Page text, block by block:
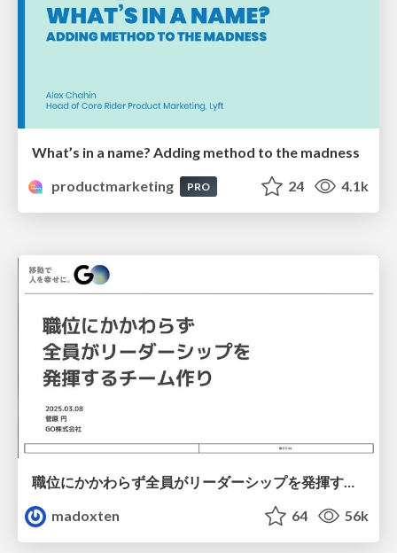
What’s in a name? Adding method to the madness
productmarketing
PRO 24 4.1k
職位にかかわらず全員がリーダーシップを発揮するチーム作り / Building a team where everyone can demonstrate leadership regardless of position
madoxten
64 56k